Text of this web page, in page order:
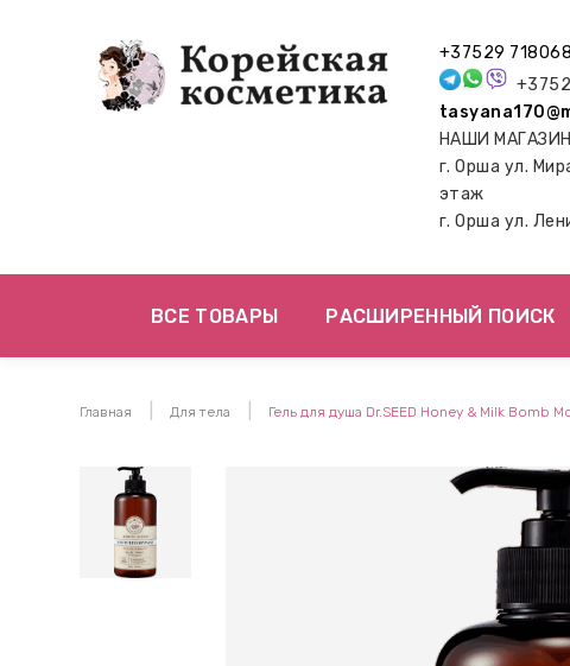
+37529
НАШИ
г. Орша ул.
этаж
г. Орша ул.
ВСЕ ТОВАРЫ РАСШИРЕННЫЙ ПОИСК
Главная Для тела Гель для душа Dr.SEED Honey & Milk Bomb